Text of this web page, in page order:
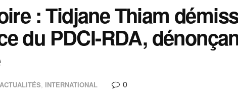
: Tidjane Thiam
du PDCI-RDA,
ACTUALITÉS, INTERNATIONAL 0